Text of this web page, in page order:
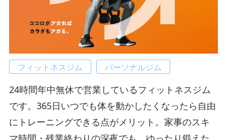
フィットネスジム パーソナルジム
24時間年中無休で営業しているフィットネスジム
です。365日いつでも体を動かしたくなったら自由
にトレーニングできる点がメリット。家事のスキ